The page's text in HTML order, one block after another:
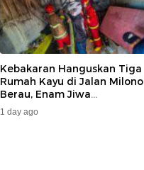
Kebakaran Hanguskan Tiga
Rumah Kayu di Jalan Milono
Berau, Enam Jiwa
Terdampak
1 day ago